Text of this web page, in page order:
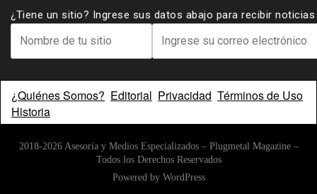
¿Tiene un sitio? Ingrese sus datos abajo para recibir
¿Quiénes Somos? Editorial Privacidad Términos de Uso
Historia
2018-2026 Asesoría y Medios Especializados – Plugmetal Magazine –
Todos los Derechos Reservados
Powered by WordPress